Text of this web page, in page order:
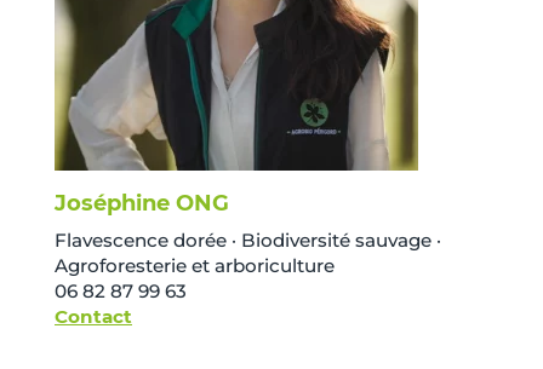
Joséphine ONG
Flavescence dorée · Biodiversité sauvage ·
Agroforesterie et arboriculture
06 82 87 99 63
Contact